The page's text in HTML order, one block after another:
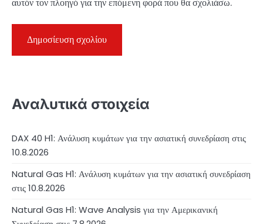
αυτόν τον πλοηγό για την επόμενη φορά που θα σχολιάσω.
Αναλυτικά στοιχεία
DAX 40 H1: Ανάλυση κυμάτων για την ασιατική συνεδρίαση στις
10.8.2026
Natural Gas H1: Ανάλυση κυμάτων για την ασιατική συνεδρίαση
στις 10.8.2026
Natural Gas H1: Wave Analysis για την Αμερικανική